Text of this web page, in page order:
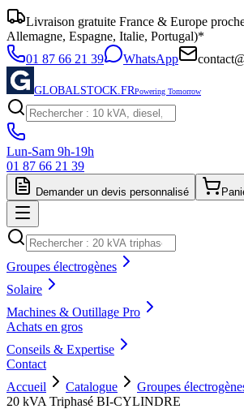
Livraison gratuite France & Europe
Allemagne, Espagne, Italie, Portugal)*
01 87 66 21 39
WhatsApp
GLOBALSTOCK.FRPowering Tomorrow
Lun-Sam 9h-19h
01 87 66 21 39
Demander un devis personnalisé
Groupes électrogènes
Solaire
Machines & Outillage Pro
Achats en gros
Conseils & Expertise
Contact
Accueil
Catalogue Groupes
20 kVA Triphasé BI-CYLINDRE